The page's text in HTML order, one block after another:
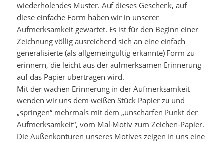
wiederholendes Muster. Auf dieses Geschenk, auf
diese einfache Form haben wir in unserer
Aufmerksamkeit gewartet. Es ist für den Beginn einer
Zeichnung völlig ausreichend sich an eine einfach
generalisierte (als allgemeingültig erkannte) Form zu
erinnern, die leicht aus der aufmerksamen Erinnerung
auf das Papier übertragen wird.
Mit der wachen Erinnerung in der Aufmerksamkeit
wenden wir uns dem weißen Stück Papier zu und
„springen“ mehrmals mit dem „unscharfen Punkt der
Aufmerksamkeit“, vom Mal-Motiv zum Zeichen-Papier.
Die Außenkonturen unseres Motives zeigen in uns eine